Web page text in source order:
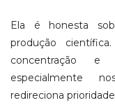
Ela é honesta
produção
concentração
especialmente
redireciona